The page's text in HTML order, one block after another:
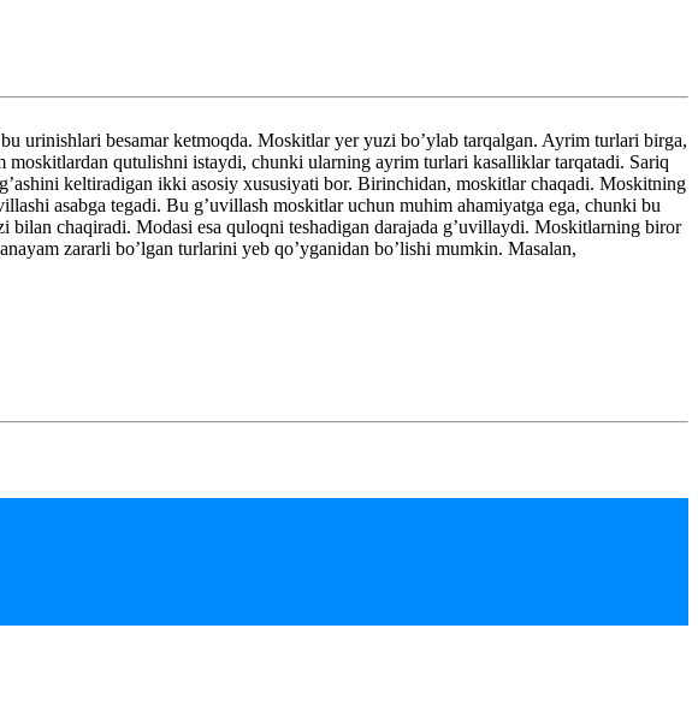
urinishlari besamar ketmoqda. Moskitlar yer yuzi bo’ylab tarqalgan. Ayrim turlari birga,
moskitlardan qutulishni istaydi, chunki ularning ayrim turlari kasalliklar tarqatadi. Sariq
keltiradigan ikki asosiy xususiyati bor. Birinchidan, moskitlar chaqadi. Moskitning
asabga tegadi. Bu g’uvillash moskitlar uchun muhim ahamiyatga ega, chunki bu
chaqiradi. Modasi esa quloqni teshadigan darajada g’uvillaydi. Moskitlarning biror
zararli bo’lgan turlarini yeb qo’yganidan bo’lishi mumkin. Masalan,